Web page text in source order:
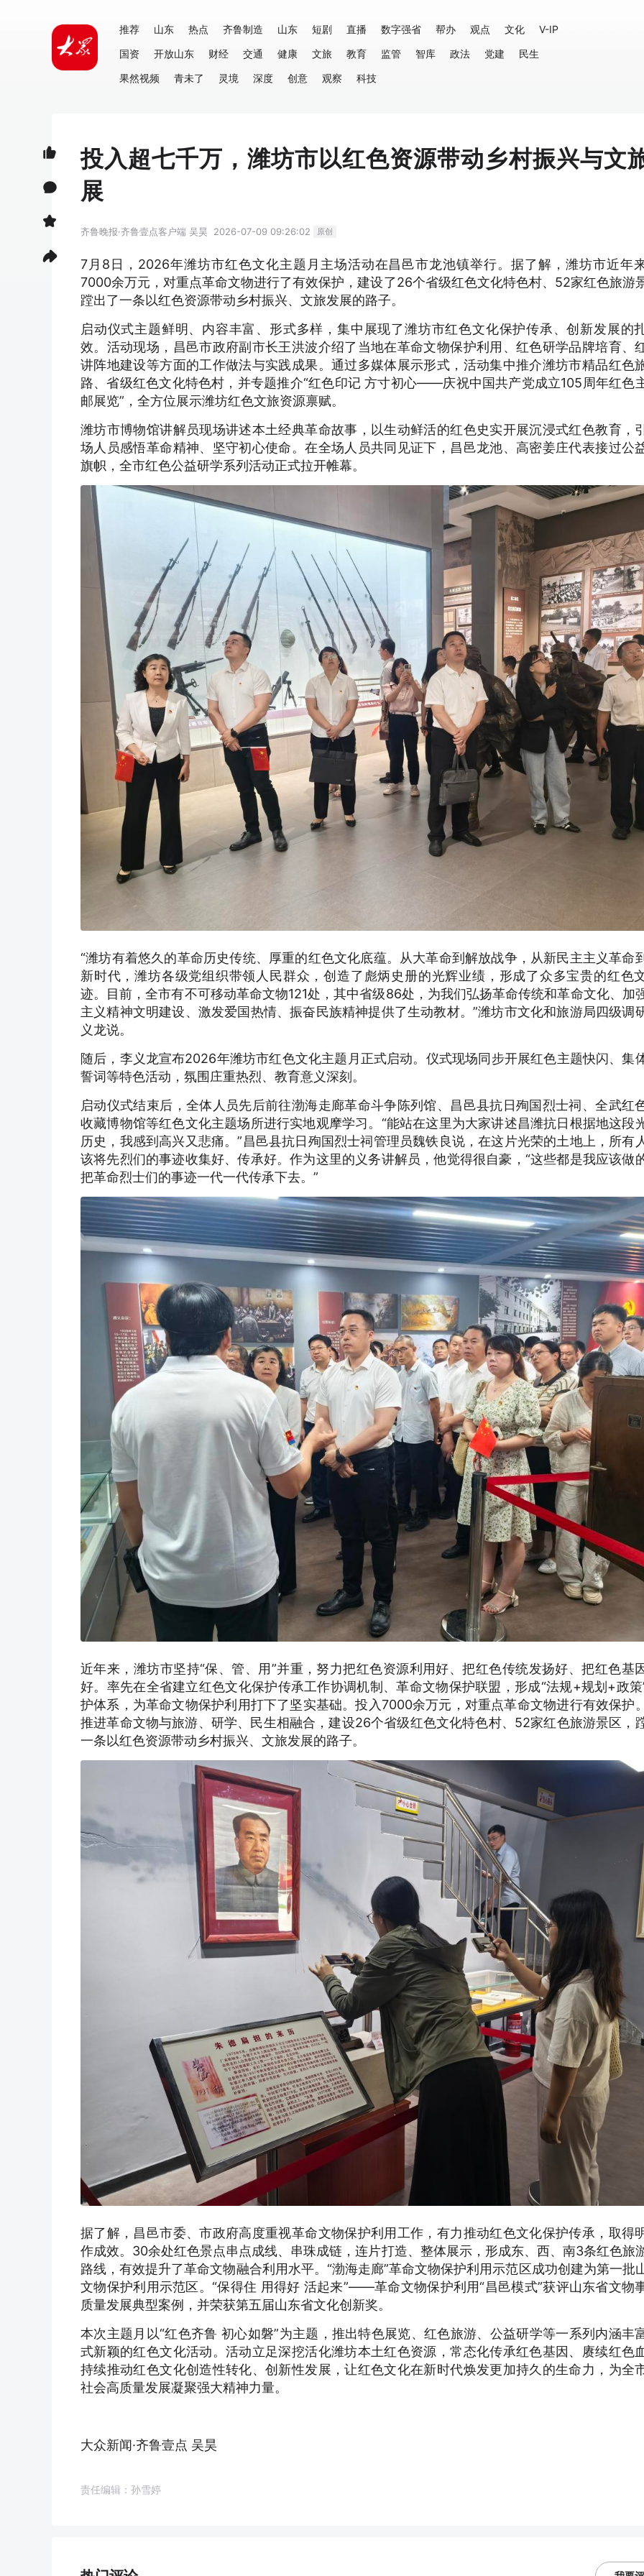
推荐 山东 热点 齐鲁制造 山东 短剧 直播 数字强省 帮办 观点 文化
V-IP
国资
开放山东 财经 交通 健康 文旅 教育 监管 智库 政法 党建
民生
果然视频
青未了 灵境 深度 创意 观察 科技
投入超七千万，潍坊市以红色资源带动乡村振兴与文
展
齐鲁晚报·齐鲁壹点客户端 吴昊 2026-07-09 09:26:02 原创
7月8日，2026年潍坊市红色文化主题月主场活动在昌邑市龙池镇举行。据了解，潍坊市近年
7000余万元，对重点革命文物进行了有效保护，建设了26个省级红色文化特色村、52家红色旅游
蹚出了一条以红色资源带动乡村振兴、文旅发展的路子。
启动仪式主题鲜明、内容丰富、形式多样，集中展现了潍坊市红色文化保护传承、创新发展的
效。活动现场，昌邑市政府副市长王洪波介绍了当地在革命文物保护利用、红色研学品牌培育、
讲阵地建设等方面的工作做法与实践成果。通过多媒体展示形式，活动集中推介潍坊市精品红色
路、省级红色文化特色村，并专题推介“红色印记 方寸初心——庆祝中国共产党成立105周年红色
邮展览”，全方位展示潍坊红色文旅资源禀赋。
潍坊市博物馆讲解员现场讲述本土经典革命故事，以生动鲜活的红色史实开展沉浸式红色教育，
场人员感悟革命精神、坚守初心使命。在全场人员共同见证下，昌邑龙池、高密姜庄代表接过公
旗帜，全市红色公益研学系列活动正式拉开帷幕。
“潍坊有着悠久的革命历史传统、厚重的红色文化底蕴。从大革命到解放战争，从新民主主义革命
新时代，潍坊各级党组织带领人民群众，创造了彪炳史册的光辉业绩，形成了众多宝贵的红色
迹。目前，全市有不可移动革命文物121处，其中省级86处，为我们弘扬革命传统和革命文化、加
主义精神文明建设、激发爱国热情、振奋民族精神提供了生动教材。”潍坊市文化和旅游局四级调
义龙说。
随后，李义龙宣布2026年潍坊市红色文化主题月正式启动。仪式现场同步开展红色主题快闪、集
誓词等特色活动，氛围庄重热烈、教育意义深刻。
启动仪式结束后，全体人员先后前往渤海走廊革命斗争陈列馆、昌邑县抗日殉国烈士祠、全武红
收藏博物馆等红色文化主题场所进行实地观摩学习。“能站在这里为大家讲述昌潍抗日根据地这段
历史，我感到高兴又悲痛。”昌邑县抗日殉国烈士祠管理员魏铁良说，在这片光荣的土地上，所有
该将先烈们的事迹收集好、传承好。作为这里的义务讲解员，他觉得很自豪，“这些都是我应该做
把革命烈士们的事迹一代一代传承下去。”
近年来，潍坊市坚持“保、管、用”并重，努力把红色资源利用好、把红色传统发扬好、把红色基
好。率先在全省建立红色文化保护传承工作协调机制、革命文物保护联盟，形成“法规+规划+政策
护体系，为革命文物保护利用打下了坚实基础。投入7000余万元，对重点革命文物进行有效保护
推进革命文物与旅游、研学、民生相融合，建设26个省级红色文化特色村、52家红色旅游景区，
一条以红色资源带动乡村振兴、文旅发展的路子。
据了解，昌邑市委、市政府高度重视革命文物保护利用工作，有力推动红色文化保护传承，取得
作成效。30余处红色景点串点成线、串珠成链，连片打造、整体展示，形成东、西、南3条红色旅
路线，有效提升了革命文物融合利用水平。“渤海走廊”革命文物保护利用示范区成功创建为第一批
文物保护利用示范区。“保得住 用得好 活起来”——革命文物保护利用“昌邑模式”获评山东省文物
质量发展典型案例，并荣获第五届山东省文化创新奖。
本次主题月以“红色齐鲁 初心如磐”为主题，推出特色展览、红色旅游、公益研学等一系列内涵丰
式新颖的红色文化活动。活动立足深挖活化潍坊本土红色资源，常态化传承红色基因、赓续红色
持续推动红色文化创造性转化、创新性发展，让红色文化在新时代焕发更加持久的生命力，为全
社会高质量发展凝聚强大精神力量。
大众新闻·齐鲁壹点 吴昊
责任编辑：孙雪婷